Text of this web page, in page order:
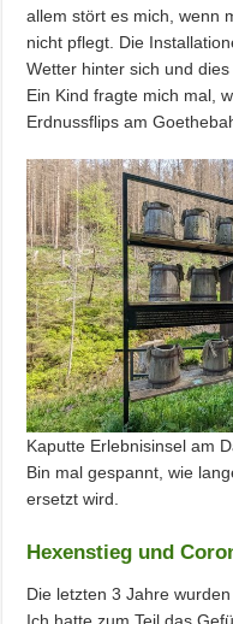
allem stört es mich, wenn
nicht pflegt. Die
Wetter hinter sich und
Ein Kind fragte mich mal,
Erdnussflips am
Kaputte Erlebnisinsel am
Bin mal gespannt, wie
ersetzt wird.
Hexenstieg und
Die letzten 3 Jahre
Ich hatte zum Teil das